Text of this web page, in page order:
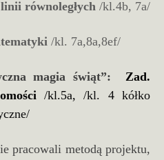
równoległych /kl.4b, 7a/
/kl. 7a,8a,8ef/
magia świąt”:
Zad.
/kl.5a,/kl. 4 kółko
pracowali metodą projektu,